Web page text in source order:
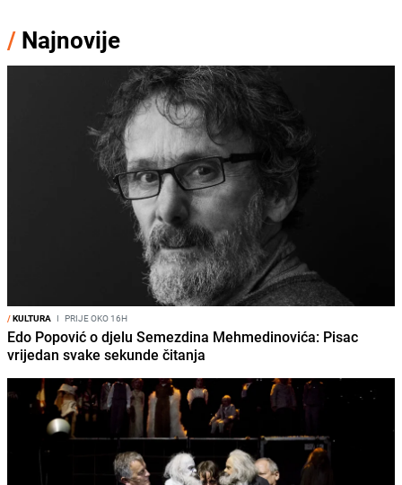
/ Najnovije
/KULTURA I PRIJE OKO 16H
Edo Popović o djelu Semezdina Mehmedinovića: Pisac
vrijedan svake sekunde čitanja